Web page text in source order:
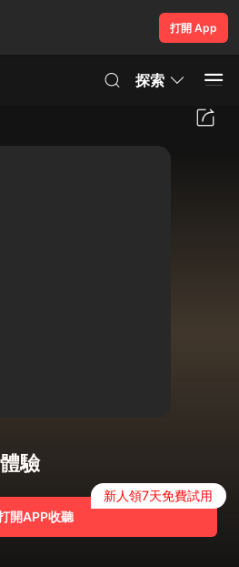
打開 App
探索
驗
開APP收聽
新人領7天免費試用